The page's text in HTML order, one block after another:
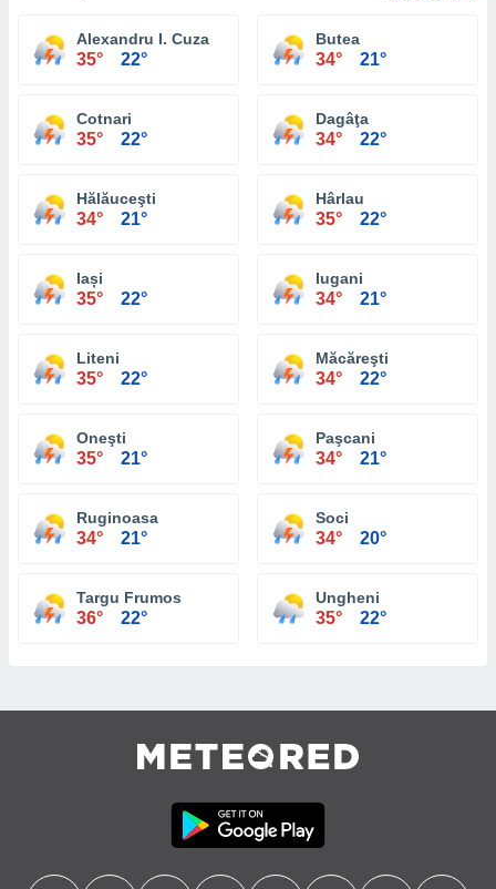
Alexandru I. Cuza
35° 22°
Butea
34° 21°
Cotnari
35° 22°
Dagâţa
34° 22°
Hălăuceşti
34° 21°
Hârlau
35° 22°
Iași
35° 22°
Iugani
34° 21°
Liteni
35° 22°
Măcăreşti
34° 22°
Oneşti
35° 21°
Paşcani
34° 21°
Ruginoasa
34° 21°
Soci
34° 20°
Targu Frumos
36° 22°
Ungheni
35° 22°